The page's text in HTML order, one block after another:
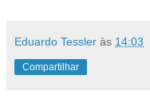
Eduardo Tessler às 14:03
Compartilhar